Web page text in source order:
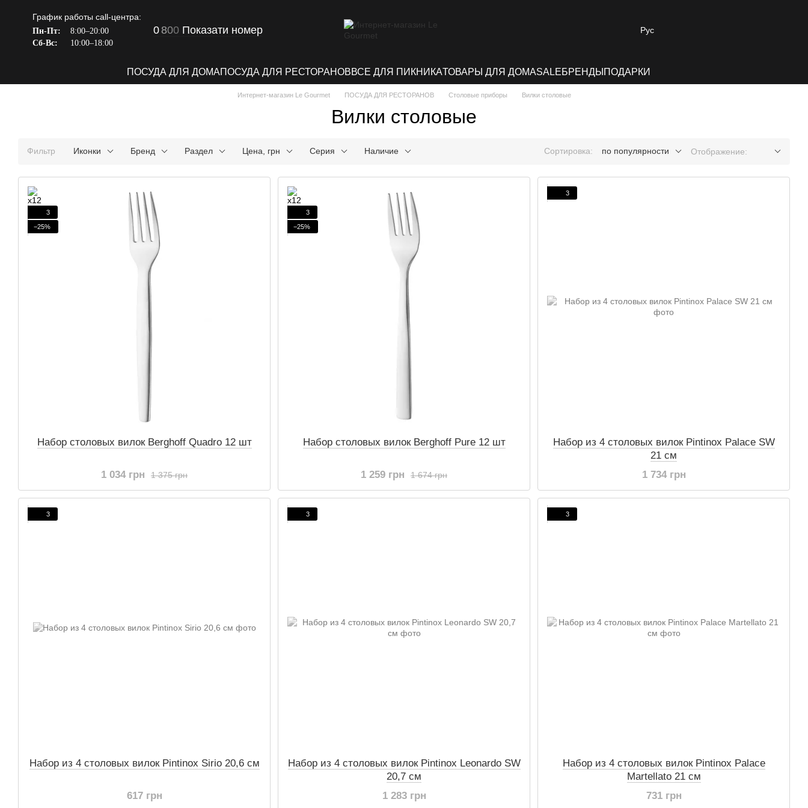
График работы call-центра:
Пн-Пт:
8:00–20:00
Сб-Вс:
10:00–18:00
0800 Показати номер Рус
ПОСУДА ДЛЯ ДОМАПОСУДА ДЛЯ РЕСТОРАНОВВСЕ ДЛЯ ПИКНИКАТОВАРЫ ДЛЯ ДОМАSALEБРЕНДЫ ПОДАРКИ
Интернет-магазин Le Gourmet ПОСУДА ДЛЯ РЕСТОРАНОВ Столовые приборы Вилки столовые
Вилки столовые
Фильтр Иконки Бренд Раздел Цена, грн Серия Наличие Сортировка: по популярности Отображение:
3
−25%
Набор столовых вилок Berghoff Quadro 12 шт
1 375 грн
1 034 грн
3
−25%
Набор столовых вилок Berghoff Pure 12 шт
1 674 грн
1 259 грн
3
Набор из 4 столовых вилок Pintinox Palace SW
21 см
1 734 грн
3
Набор из 4 столовых вилок Pintinox Sirio 20,6 см
617 грн
3
Набор из 4 столовых вилок Pintinox Leonardo SW
20,7 см
1 283 грн
3
Набор из 4 столовых вилок Pintinox Palace
Martellato 21 см
731 грн